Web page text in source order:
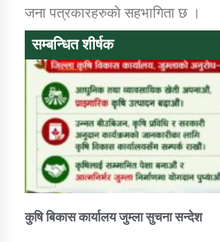
तातोपानी गाउँपालिका जुम्लाको महिनावारी सम्बन्धिकाे
तातोपानी गाउँपालिका जुम्लाको बालविवाह सन्देश
तातोपानी गाउँपालिका जुम्लाको
तातोपानी गाउँपालिका जुम्लाको
जना पत्रकारहरुकाे सहभागिता छ ।
सम्बन्धित शीर्षक
कुषि बिकास कार्यालय जुम्ला सुचना सन्देश